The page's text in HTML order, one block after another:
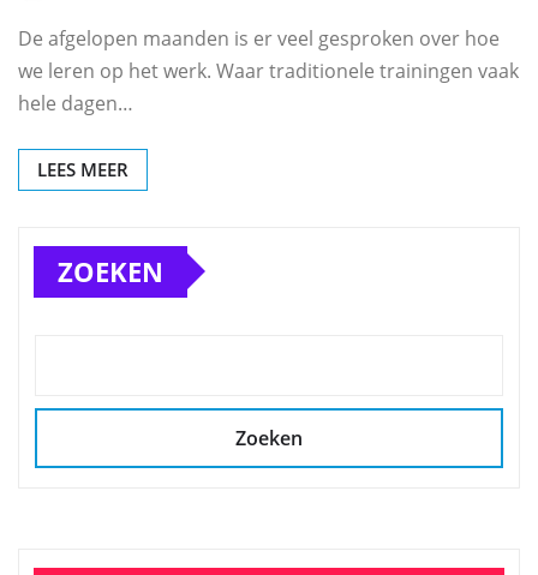
De afgelopen maanden is er veel gesproken over hoe
we leren op het werk. Waar traditionele trainingen vaak
hele dagen…
LEES MEER
ZOEKEN
Zoeken